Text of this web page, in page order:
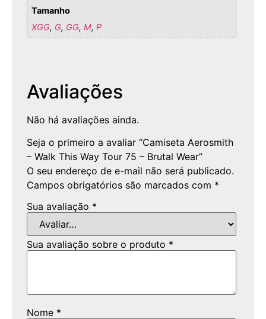
Tamanho
XGG, G, GG,M,P
Avaliações
Não há avaliações ainda.
Seja o primeiro a avaliar “Camiseta Aerosmith
– Walk This Way Tour 75 – Brutal Wear”
O seu endereço de e-mail não será publicado.
Campos obrigatórios são marcados com *
Sua avaliação *
Sua avaliação sobre o produto *
Nome *